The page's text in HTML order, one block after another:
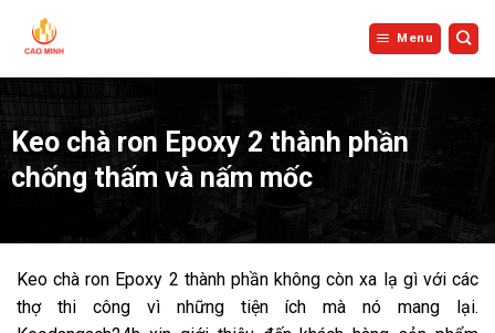
Menu
Keo chà ron Epoxy 2 thành phần
chống thấm và nấm mốc
Keo chà ron Epoxy 2 thành phần không còn xa lạ gì với các
thợ thi công vì những tiện ích mà nó mang lại.